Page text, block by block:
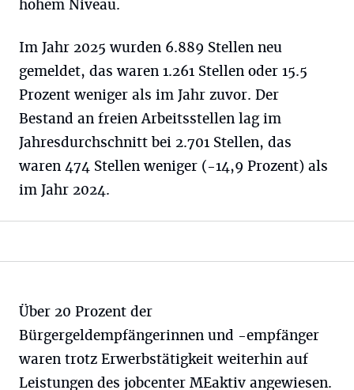
hohem Niveau.
Im Jahr 2025 wurden 6.889 Stellen neu
gemeldet, das waren 1.261 Stellen oder 15.5
Prozent weniger als im Jahr zuvor. Der
Bestand an freien Arbeitsstellen lag im
Jahresdurchschnitt bei 2.701 Stellen, das
waren 474 Stellen weniger (-14,9 Prozent) als
im Jahr 2024.
Über 20 Prozent der
Bürgergeldempfängerinnen und -empfänger
waren trotz Erwerbstätigkeit weiterhin auf
Leistungen des jobcenter MEaktiv angewiesen.